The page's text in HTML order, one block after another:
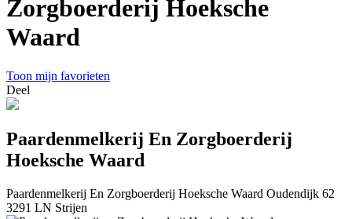
Zorgboerderij Hoeksche
Waard
Toon mijn favorieten
Deel
Paardenmelkerij En Zorgboerderij
Hoeksche Waard
Paardenmelkerij En Zorgboerderij Hoeksche Waard Oudendijk 62
3291 LN Strijen